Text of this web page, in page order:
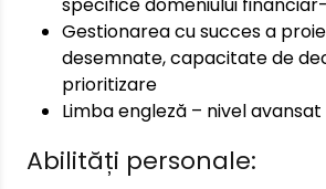
Gestionarea cu succes a
desemnate, capacitate de
prioritizare
Limba engleză – nivel avansat
Abilități personale: